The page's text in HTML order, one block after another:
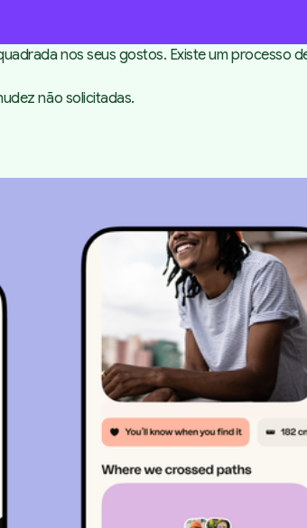
nos seus gostos. Existe um processo
não solicitadas.